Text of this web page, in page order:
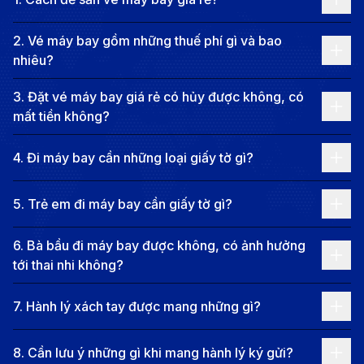
Thẩm Dương có sân bay quốc tế Đào Tiên (Shenyang
Taoxian International Airport), kết nối với nhiều thành
sách một số chặng bay phổ biến đến Thẩm Dương:
Chặng Bay Quốc Tế:
Hà Nội - Thẩm Dương:
Chưa có chuyến bay thẳng
từ Hà Nội đến Thẩm Dương. Du khách có thể bay
nối chuyến qua Quảng Châu, Thâm Quyến hoặc
Bắc Kinh với các hãng như China Southern
Airlines, Shenzhen Airlines và Air China.
TP. Hồ Chí Minh - Thẩm Dương:Chặng bay này
được khai thác dưới dạng nối chuyến qua Bắc
Kinh, Thâm Quyến và Quảng Châu, với các hãng
như Air China, Shenzhen Airlines và China
2. Vé máy bay gồm những thuế phí gì và bao
nhiêu?
3. Đặt vé máy bay giá rẻ có hủy được không, có
mất tiền không?
4. Đi máy bay cần những loại giấy tờ gì?
5. Trẻ em đi máy bay cần giấy tờ gì?
6. Bà bầu đi máy bay được không, có ảnh hưởng
tới thai nhi không?
7. Hành lý xách tay được mang những gì?
8. Cần lưu ý những gì khi mang hành lý ký gửi?